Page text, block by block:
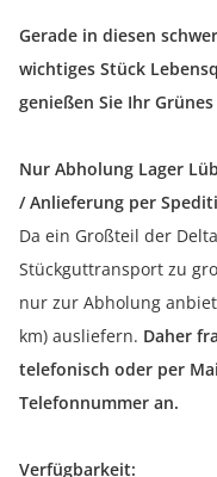
Gerade in diesen
wichtiges Stück
genießen Sie Ihr
Nur Abholung Lager
/ Anlieferung per
Da ein Großteil der
Stückguttransport zu
nur zur Abholung
km) ausliefern. Daher
telefonisch oder per
Telefonnummer an.
Verfügbarkeit: